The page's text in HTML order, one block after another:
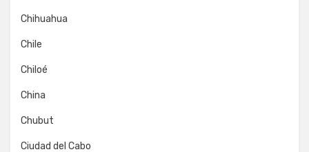
Chihuahua
Chile
Chiloé
China
Chubut
Ciudad del Cabo